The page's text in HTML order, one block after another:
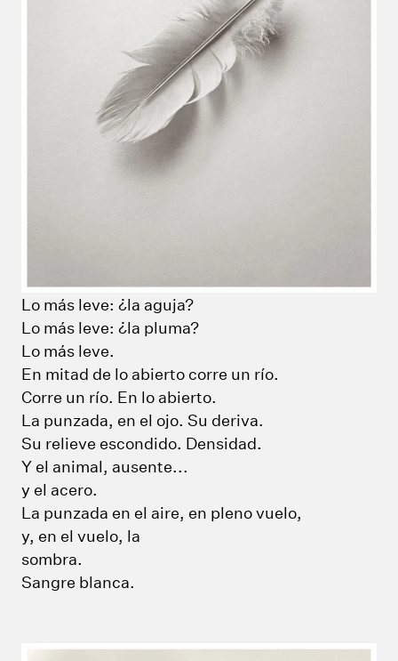
Lo más leve: ¿la aguja?
Lo más leve: ¿la pluma?
Lo más leve.
En mitad de lo abierto corre un río.
Corre un río. En lo abierto.
La punzada, en el ojo. Su deriva.
Su relieve escondido. Densidad.
Y el animal, ausente...
y el acero.
La punzada en el aire, en pleno vuelo,
y, en el vuelo, la
sombra.
Sangre blanca.